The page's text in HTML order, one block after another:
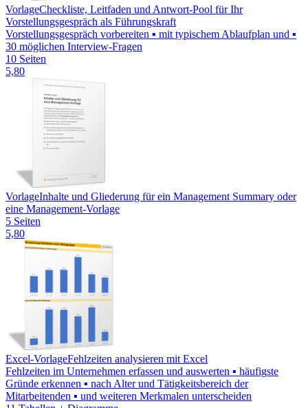
VorlageCheckliste, Leitfaden und Antwort-Pool für Ihr
Vorstellungsgespräch als Führungskraft
Vorstellungsgespräch vorbereiten ▪ mit typischem Ablaufplan und ▪
30 möglichen Interview-Fragen
10 Seiten
5,80
VorlageInhalte und Gliederung für ein Management Summary oder
eine Management-Vorlage
5 Seiten
5,80
Excel-VorlageFehlzeiten analysieren mit Excel
Fehlzeiten im Unternehmen erfassen und auswerten ▪ häufigste
Gründe erkennen ▪ nach Alter und Tätigkeitsbereich der
Mitarbeitenden ▪ und weiteren Merkmalen unterscheiden